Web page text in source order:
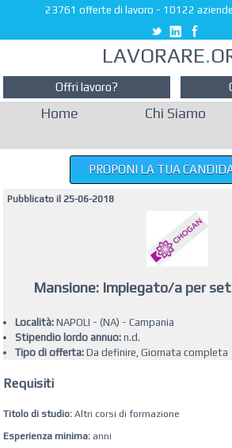
23761 offerte di lavoro - 10122 aziende
LAVORARE.
Offri lavoro?
Home Chi Siamo
Pubblicato il 25-06-2018
Mansione: Impiegato/a per
PROPONI LA TUA
Località:NAPOLI - (NA) - Campania
Stipendio lordo annuo:n.d.
Tipo di offerta:Da definire, Giornata completa
Requisiti
Titolo di studio: Altri corsi di formazione
Esperienza minima: anni